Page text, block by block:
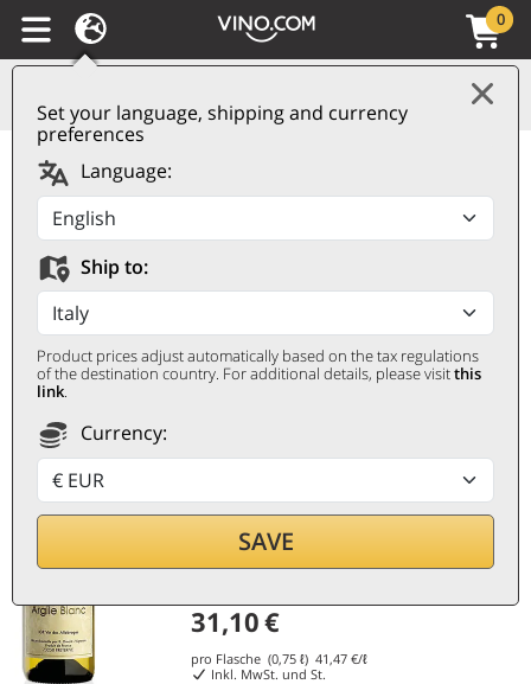
Set your language, shipping and currency
preferences
Language:
Ship to:
Product prices adjust automatically based on the tax regulations
of the destination country. For additional details, please visitthis
link.
Currency:
SAVE
0
Vin des Allobroges IGP
Argile Blanc 2024
Domaine des
Ardoisières
DOMAINE DES ARDOISIÈRES
0,75 ℓ
31,10€
pro Flasche (0,75 ℓ)41,47 €/ℓ
Inkl. MwSt. und St.